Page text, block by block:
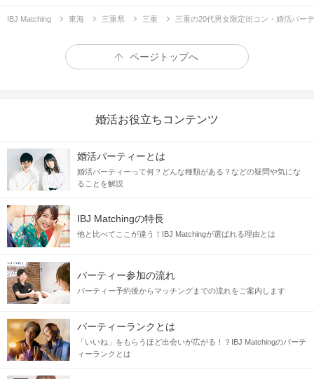
IBJ Matching 東海 三重県 三重 三重の20代男女限定街コン・婚活パー
ページトップへ
婚活お役立ちコンテンツ
婚活パーティーとは
婚活パーティーって何？どんな種類がある？などの疑問や気にな
ることを解説
IBJ Matchingの特長
他と比べてここが違う！IBJ Matchingが選ばれる理由とは
パーティー参加の流れ
パーティー予約後からマッチングまでの流れをご案内します
パーティーランクとは
「いいね」をもらうほど出会いが広がる！？IBJ Matchingのパーテ
ィーランクとは